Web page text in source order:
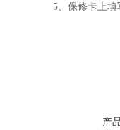
5、保修卡上填
产